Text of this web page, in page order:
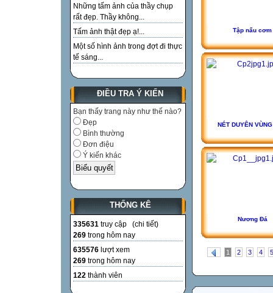
Những tấm ảnh của thầy chụp
rất đẹp. Thầy không...
Tấm ảnh thật đẹp ạ!...
Một số hình ảnh trong đợt đi thực
tế sáng...
ĐIỀU TRA Ý KIẾN
Bạn thấy trang này như thế nào?
Đẹp
Bình thường
Đơn điệu
Ý kiến khác
THỐNG KÊ
335631 truy cập (chi tiết)
269 trong hôm nay
635576 lượt xem
269 trong hôm nay
122 thành viên
Tập nấu cơm
NÉT DUYÊN
Nương Đá
1 2 3 4 5